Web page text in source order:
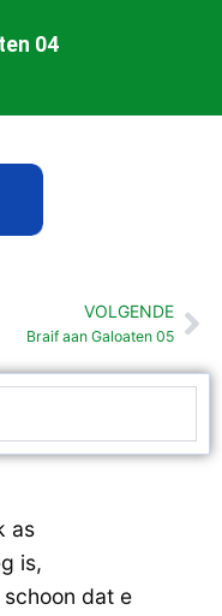
04
VOLGENDE
Braif aan Galoaten 05
as
is,
dat e